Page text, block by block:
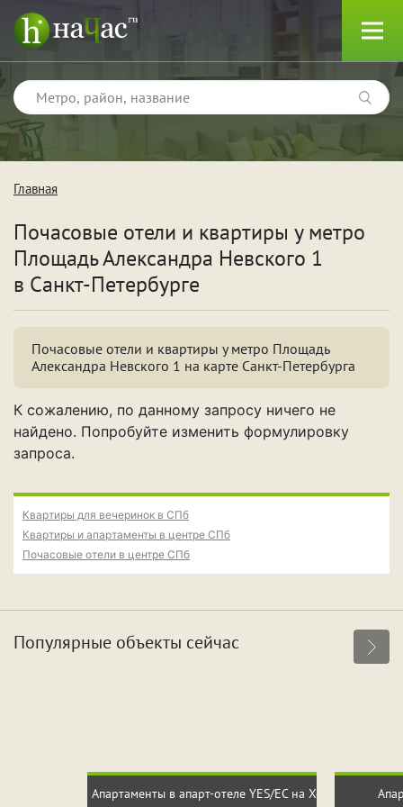
Тип
Квартиры
Отели
Поводы
Свидание
Поспать и отдохнуть
Для новобрачных
Фотосессия
Особенности
Собственная парковка Кондиционер
Сауна Джакузи
Главная
Почасовые отели и квартиры у метро
Площадь Александра Невского 1
в Санкт-Петербурге
Почасовые отели и квартиры у метро Площадь
Александра Невского 1 на карте Санкт-Петербурга
К сожалению, по данному запросу ничего не
найдено. Попробуйте изменить формулировку
запроса.
Квартиры для вечеринок в СПб
Квартиры и апартаменты в центре СПб
Почасовые отели в центре СПб
Популярные объекты сейчас
Апартаменты в апарт-отеле YES/ЕС на Хошимина